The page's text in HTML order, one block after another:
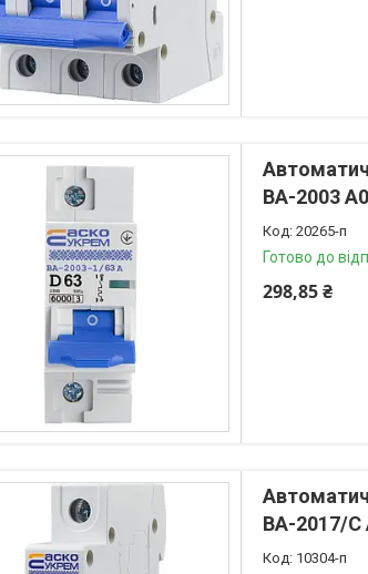
ВА-2003
20265-п
Готово до
298,85 ₴
ВА-2017/С
10304-п